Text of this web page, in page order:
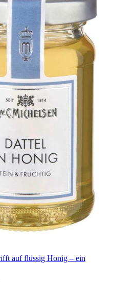
auf flüssig Honig – ein